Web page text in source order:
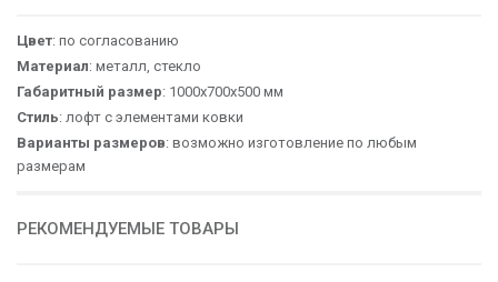
Цвет: по согласованию
Материал: металл, стекло
Габаритный размер: 1000х700х500 мм
Стиль: лофт с элементами ковки
Варианты размеров: возможно изготовление по любым
размерам
РЕКОМЕНДУЕМЫЕ ТОВАРЫ